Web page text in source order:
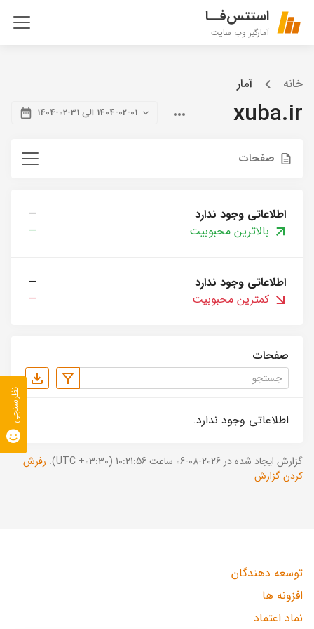
استتس‌فــا
آمارگیر وب سایت
خانه آمار
xuba.ir 1404-02-01 الی 31-02-1404
صفحات
اطلاعاتی وجود ندارد
—
بالاترین محبوبیت
—
اطلاعاتی وجود ندارد
—
کمترین محبوبیت
—
صفحات
اطلاعاتی وجود ندارد.
گزارش ایجاد شده در 2026-08-06 ساعت 10:21:56 (UTC +03:30).
رفرش
کردن گزارش
توسعه دهندگان
افزونه ها
نماد اعتماد
نظرسنجی